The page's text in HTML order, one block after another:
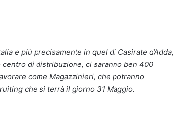
e più precisamente in quel di Casirate d’Adda,
centro di distribuzione, ci saranno ben 400
come Magazzinieri, che potranno
che si terrà il giorno 31 Maggio.